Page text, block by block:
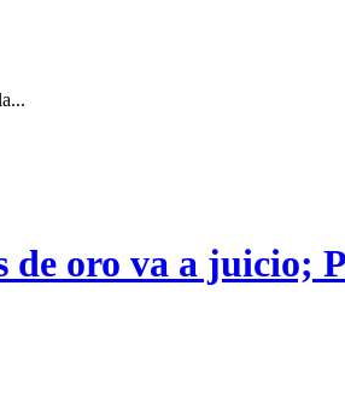
de oro va a juicio;